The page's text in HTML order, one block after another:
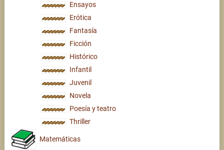
Ensayos
Erótica
Fantasía
Ficción
Histórico
Infantil
Juvenil
Novela
Poesía y teatro
Thriller
Matemáticas